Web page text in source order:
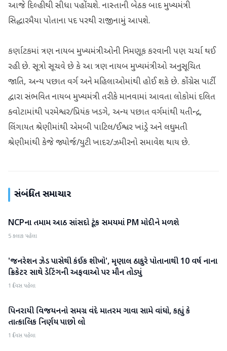
આજે દિલ્હીથી સીધા પહોંચશે. નાસ્તાની બેઠક બાદ મુખ્યમંત્રી
સિદ્ધારમૈયા પોતાના પદ પરથી રાજીનામું આપશે.
કર્ણાટકમાં ત્રણ નાયબ મુખ્યમંત્રીઓની નિમણૂક કરવાની પણ ચર્ચા થઈ
રહી છે. સૂત્રો સૂચવે છે કે આ ત્રણ નાયબ મુખ્યમંત્રીઓ અનુસૂચિત
જાતિ, અન્ય પછાત વર્ગ અને મહિલાઓમાંથી હોઈ શકે છે. કોંગ્રેસ પાર્ટી
દ્વારા સંભવિત નાયબ મુખ્યમંત્રી તરીકે માનવામાં આવતા લોકોમાં દલિત
ક્વોટામાંથી પરમેશ્વર/પ્રિયંક ખડગે, અન્ય પછાત વર્ગમાંથી યતીન્દ્ર,
લિંગાયત શ્રેણીમાંથી એમબી પાટિલ/ઈશ્વર ખાંડ્રે અને લઘુમતી
શ્રેણીમાંથી કેજે જ્યોર્જ/યુટી ખાદર/ઝમીરનો સમાવેશ થાય છે.
સંબંધિત સમાચાર
રાજકારણ
NCPના તમામ આઠ સાંસદો ટૂંક સમયમાં PM મોદીને મળશે
5 કલાક પહેલા
રાજકારણ
'જનરેશન ઝેડ પાસેથી કંઈક શીખો', મૃણાલ ઠાકુરે પોતાનાથી 10 વર્ષ નાના
ક્રિકેટર સાથે ડેટિંગની અફવાઓ પર મૌન તોડ્યું
1 દિવસ પહેલા
રાજકારણ
પિનરાયી વિજયનનો સમગ્ર વંદે માતરમ ગાવા સામે વાંધો, કહ્યું કે
તાત્કાલિક નિર્ણય પાછો લો
1 દિવસ પહેલા